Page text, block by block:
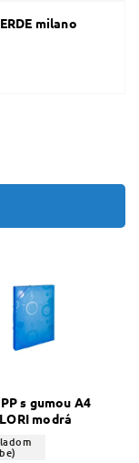
milano
s gumou A4
modrá